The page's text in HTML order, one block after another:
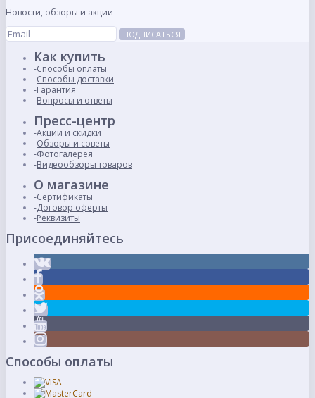
Новости, обзоры и акции
ПОДПИСАТЬСЯ
Как купить
Способы оплаты
Способы доставки
Гарантия
Вопросы и ответы
Пресс-центр
Акции и скидки
Обзоры и советы
Фотогалерея
Видеообзоры товаров
О магазине
Сертификаты
Договор оферты
Реквизиты
Присоединяйтесь
Способы оплаты